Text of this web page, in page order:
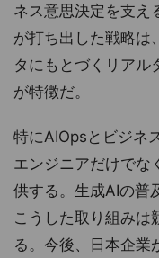
ネス意思決定を支え
が打ち出した戦略は
タにもとづくリアル
が特徴だ。
特にAIOpsとビジネ
エンジニアだけでな
供する。生成AIの普
こうした取り組みは
る。今後、日本企業